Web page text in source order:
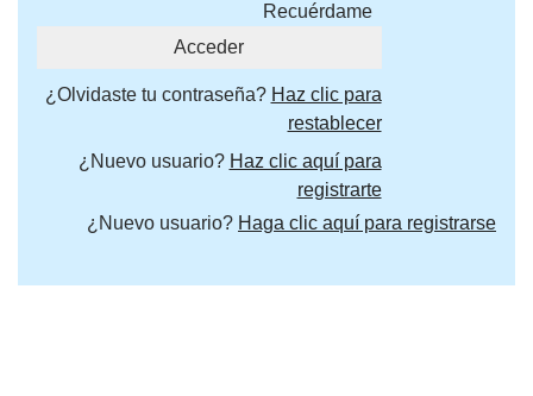
Recuérdame
¿Olvidaste tu contraseña? Haz clic para
restablecer
¿Nuevo usuario? Haz clic aquí para
registrarte
¿Nuevo usuario? Haga clic aquí para registrarse